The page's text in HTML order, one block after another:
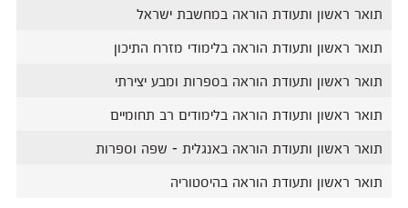
תואר ראשון ותעודת הוראה במחשבת ישראל
תואר ראשון ותעודת הוראה בלימודי מזרח התיכון
תואר ראשון ותעודת הוראה בספרות ומבע יצירתי
תואר ראשון ותעודת הוראה בלימודים רב תחומיים
תואר ראשון ותעודת הוראה באנגלית - שפה וספרות
תואר ראשון ותעודת הוראה בהיסטוריה